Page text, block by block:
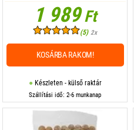
1 989Ft
(5) 2x
Készleten - külső raktár
Szállítási idő: 2-6 munkanap
KOSÁRBA RAKOM!